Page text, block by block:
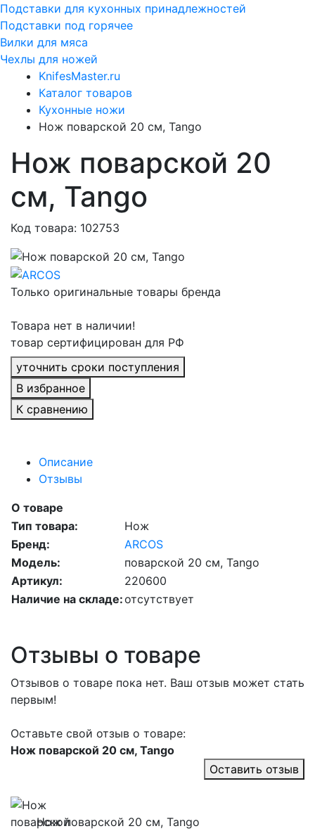
Подставки для кухонных принадлежностей
Подставки под горячее
Вилки для мяса
Чехлы для ножей
KnifesMaster.ru
Каталог товаров
Кухонные ножи
Нож поварской 20 см, Tango
Нож поварской 20
см, Tango
Код товара: 102753
Только оригинальные товары бренда
Товара нет в наличии!
товар сертифицирован для РФ
уточнить сроки поступления
В избранное
К сравнению
Описание
Отзывы
О товаре
Тип товара:
Нож
Бренд:
ARCOS
Модель:
поварской 20 см, Tango
Артикул:
220600
Наличие на складе:отсутствует
Отзывы о товаре
Отзывов о товаре пока нет. Ваш отзыв может стать
первым!
Оставьте свой отзыв о товаре:
Нож поварской 20 см, Tango
Оставить отзыв
Нож поварской 20 см, Tango